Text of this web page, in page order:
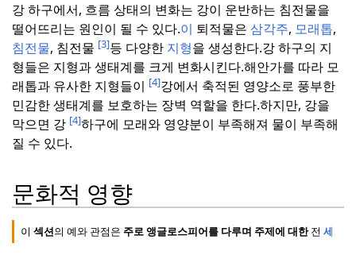
강 하구에서, 흐름 상태의 변화는 강이 운반하는 침전물을
떨어뜨리는 원인이 될 수 있다.이 퇴적물은 삼각주, 모래톱,
침전물, 침전물 [3]등 다양한 지형을 생성한다.강 하구의 지
형들은 지형과 생태계를 크게 변화시킨다.해안가를 따라 모
래톱과 유사한 지형들이 [4]강에서 축적된 영양소로 풍부한
민감한 생태계를 보호하는 장벽 역할을 한다.하지만, 강을
막으면 강 [4]하구에 모래와 영양분이 부족해져 물이 부족해
질 수 있다.
문화적 영향
이섹션의 예와 관점은 주로 앵글로스피어를 다루며 주제에 대한전세계적